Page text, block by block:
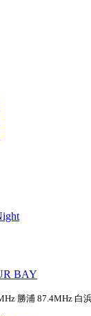
勝浦 87.4MHz 白